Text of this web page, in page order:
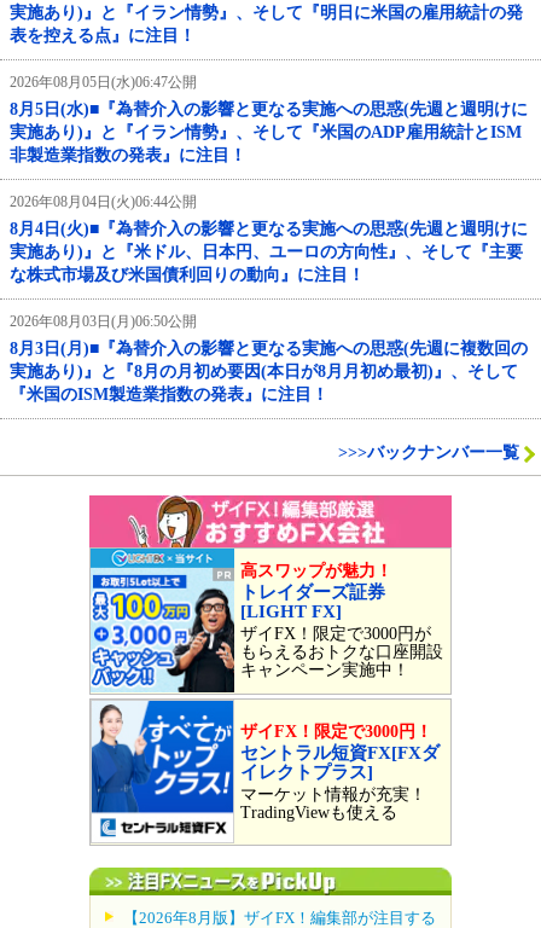
実施あり)』と『イラン情勢』、そして『明日に米国の雇用統計の発
表を控える点』に注目！
2026年08月05日(水)06:47公開
8月5日(水)■『為替介入の影響と更なる実施への思惑(先週と週明けに
実施あり)』と『イラン情勢』、そして『米国のADP雇用統計とISM
非製造業指数の発表』に注目！
2026年08月04日(火)06:44公開
8月4日(火)■『為替介入の影響と更なる実施への思惑(先週と週明けに
実施あり)』と『米ドル、日本円、ユーロの方向性』、そして『主要
な株式市場及び米国債利回りの動向』に注目！
2026年08月03日(月)06:50公開
8月3日(月)■『為替介入の影響と更なる実施への思惑(先週に複数回の
実施あり)』と『8月の月初め要因(本日が8月月初め最初)』、そして
『米国のISM製造業指数の発表』に注目！
>>>バックナンバー一覧
高スワップが魅力！
トレイダーズ証券
[LIGHT FX]
ザイFX！限定で3000円が
もらえるおトクな口座開設
キャンペーン実施中！
ザイFX！限定で3000円！
セントラル短資FX[FXダ
イレクトプラス]
マーケット情報が充実！
TradingViewも使える
【2026年8月版】ザイFX！編集部が注目する